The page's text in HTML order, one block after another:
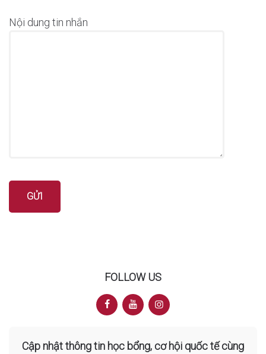
Nội dung tin nhắn
FOLLOW US
Cập nhật thông tin học bổng, cơ hội quốc tế cùng